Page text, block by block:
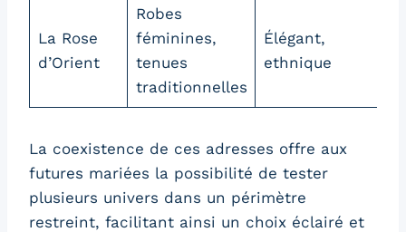
La Rose
d’Orient
Robes
féminines,
tenues
traditionnelles
Élégant,
ethnique
La coexistence de ces adresses offre aux
futures mariées la possibilité de tester
plusieurs univers dans un périmètre
restreint, facilitant ainsi un choix éclairé et